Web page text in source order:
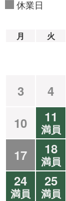
休業日
月 火
3
4
10
11
満員
17 18
満員
24
満員
25
満員